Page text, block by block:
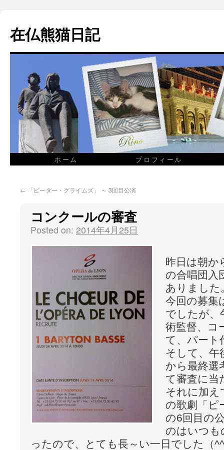
在仏熊猫日記
ホーム プロフィール
← 「ピーター・グライムズ」 ～ 3回目公演
コンクールの審査
Posted on: 2014年4月25日
昨日は朝か
の合唱団入
ありました
今回の募集
でしたが、
術監督、コ
て、パート
そして、午
から最終選
て審査に当
それに加え
の歌劇「ピ
の6回目の
のはいつも
ったので、とても長～い一日でした（